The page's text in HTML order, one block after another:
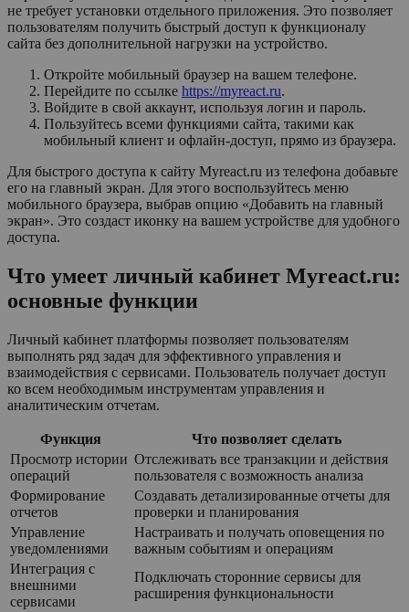
не требует установки отдельного приложения. Это позволяет
пользователям получить быстрый доступ к функционалу
сайта без дополнительной нагрузки на устройство.
Откройте мобильный браузер на вашем телефоне.
Перейдите по ссылке https://myreact.ru.
Войдите в свой аккаунт, используя логин и пароль.
Пользуйтесь всеми функциями сайта, такими как
мобильный клиент и офлайн-доступ, прямо из браузера.
Для быстрого доступа к сайту Myreact.ru из телефона добавьте
его на главный экран. Для этого воспользуйтесь меню
мобильного браузера, выбрав опцию «Добавить на главный
экран». Это создаст иконку на вашем устройстве для удобного
доступа.
Что умеет личный кабинет Myreact.ru:
основные функции
Личный кабинет платформы позволяет пользователям
выполнять ряд задач для эффективного управления и
взаимодействия с сервисами. Пользователь получает доступ
ко всем необходимым инструментам управления и
аналитическим отчетам.
Функция
Что позволяет сделать
Просмотр истории
операций
Отслеживать все транзакции и действия
пользователя с возможность анализа
Формирование
отчетов
Создавать детализированные отчеты для
проверки и планирования
Управление
уведомлениями
Настраивать и получать оповещения по
важным событиям и операциям
Интеграция с
внешними
сервисами
Подключать сторонние сервисы для
расширения функциональности